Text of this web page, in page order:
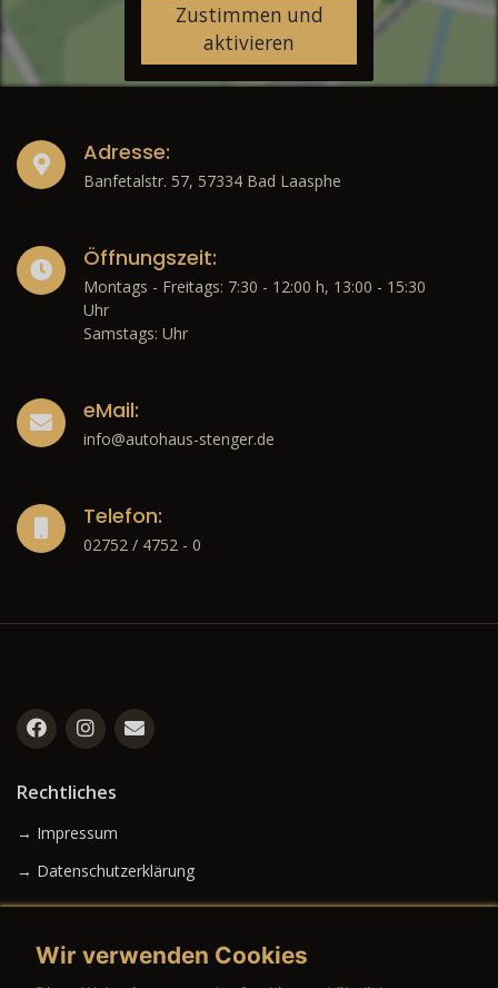
Zustimmen und
aktivieren
Adresse:
Banfetalstr. 57, 57334 Bad Laasphe
Öffnungszeit:
Montags - Freitags: 7:30 - 12:00 h, 13:00 - 15:30
Uhr
Samstags: Uhr
eMail:
info@autohaus-stenger.de
Telefon:
02752 / 4752 - 0
Rechtliches
→ Impressum
→ Datenschutzerklärung
Wir verwenden Cookies